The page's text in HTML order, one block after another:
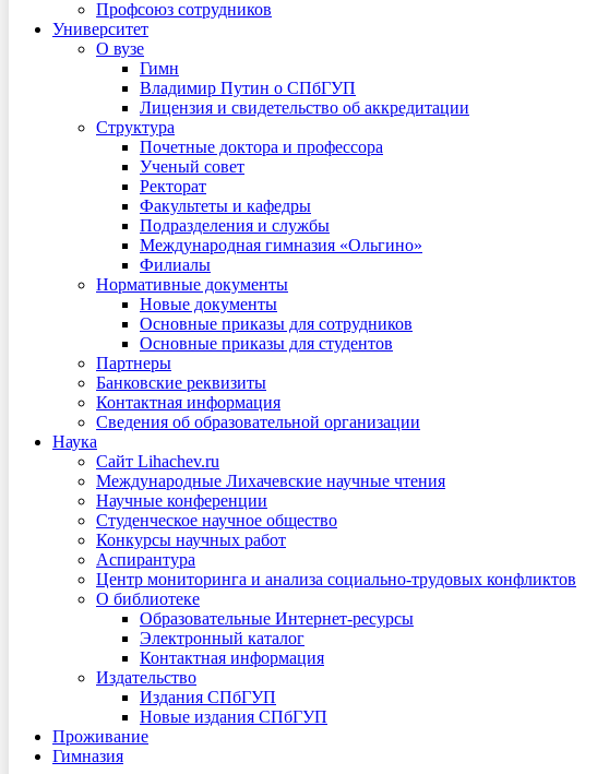
Профсоюз сотрудников
Университет
О вузе
Гимн
Владимир Путин о СПбГУП
Лицензия и свидетельство об аккредитации
Структура
Почетные доктора и профессора
Ученый совет
Ректорат
Факультеты и кафедры
Подразделения и службы
Международная гимназия «Ольгино»
Филиалы
Нормативные документы
Новые документы
Основные приказы для сотрудников
Основные приказы для студентов
Партнеры
Банковские реквизиты
Контактная информация
Сведения об образовательной организации
Наука
Сайт Lihachev.ru
Международные Лихачевские научные чтения
Научные конференции
Студенческое научное общество
Конкурсы научных работ
Аспирантура
Центр мониторинга и анализа социально-трудовых конфликтов
О библиотеке
Образовательные Интернет-ресурсы
Электронный каталог
Контактная информация
Издательство
Издания СПбГУП
Новые издания СПбГУП
Проживание
Гимназия